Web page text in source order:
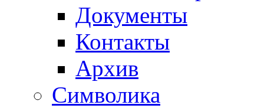
Документы
Контакты
Архив
Символика